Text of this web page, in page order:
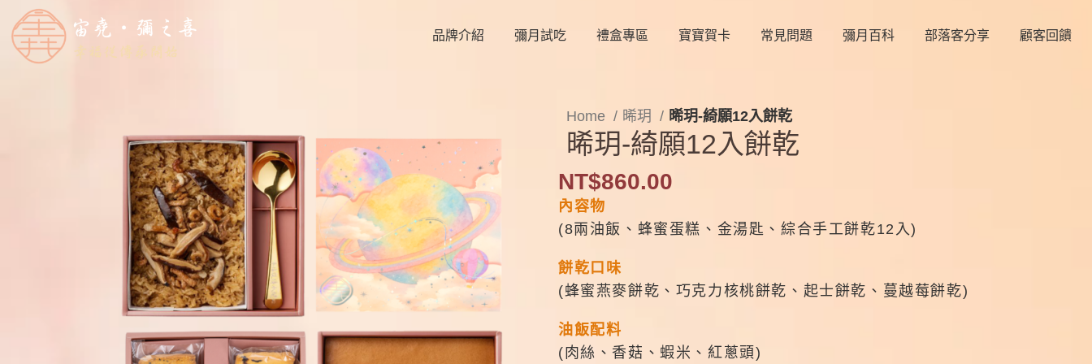
品牌介紹 彌月試吃 禮盒專區 寶寶賀卡 常見問題 彌月百科 部落客分享 顧客回饋
Home 晞玥 晞玥-綺願12入餅乾
晞玥-綺願12入餅乾
NT$860.00
內容物
(8兩油飯、蜂蜜蛋糕、金湯匙、綜合手工餅乾12入)
餅乾口味
(蜂蜜燕麥餅乾、巧克力核桃餅乾、起士餅乾、蔓越莓餅乾)
油飯配料
(肉絲、香菇、蝦米、紅蔥頭)